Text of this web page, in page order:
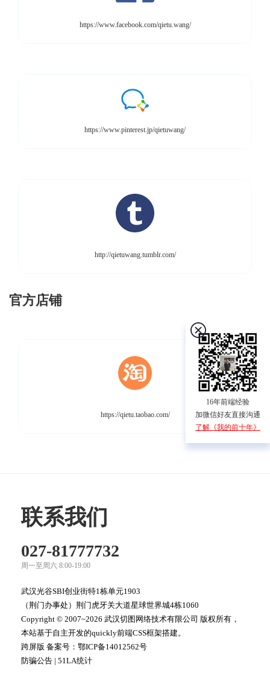
https://www.facebook.com/qietu.wang/
https://www.pinterest.jp/qietuwang/
http://qietuwang.tumblr.com/
官方店铺
https://qietu.taobao.com/
联系我们
027-81777732
周一至周六 8:00-19:00
武汉光谷SBI创业街特1栋单元1903
（荆门办事处）荆门虎牙关大道星球世界城4栋1060
Copyright © 2007~2026 武汉切图网络技术有限公司 版权所有，
本站基于自主开发的quickly前端CSS框架搭建。
跨屏版 备案号： 鄂ICP备14012562号
防骗公告 | 51LA统计
16年前端经验
加微信好友直接沟通
了解《我的前十年》